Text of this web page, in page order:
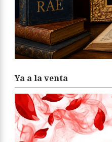
Ya a la venta